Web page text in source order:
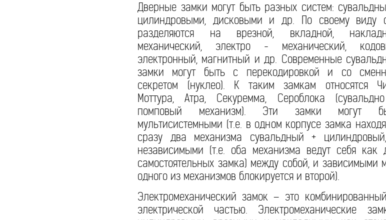
Дверные замки могут быть разных систем:
цилиндровыми, дисковыми и др. По своему виду
разделяются на врезной, вкладной,
механический, электро - механический,
электронный, магнитный и др. Современные
замки могут быть с перекодировкой и со
секретом (нуклео). К таким замкам относятся
Моттура, Атра, Секуремма, Сероблока
помповый механизм). Эти замки могут
мультисистемными (т.е. в одном корпусе замка
сразу два механизма сувальдный +
независимыми (т.е. оба механизма ведут себя как
самостоятельных замка) между собой, и зависимыми
одного из механизмов блокируется и второй).
Электромеханический замок – это
электрической частью. Электромеханические